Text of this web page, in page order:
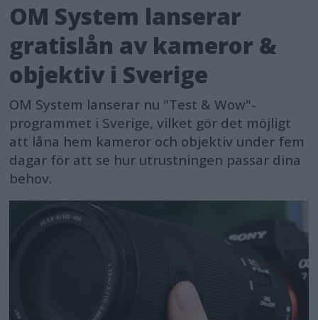
OM System lanserar
gratislån av kameror &
objektiv i Sverige
OM System lanserar nu "Test & Wow"-
programmet i Sverige, vilket gör det möjligt
att låna hem kameror och objektiv under fem
dagar för att se hur utrustningen passar dina
behov.